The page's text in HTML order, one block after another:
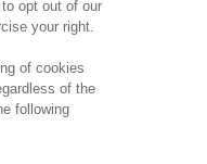
opt out of our
your right.
of cookies
of the
following